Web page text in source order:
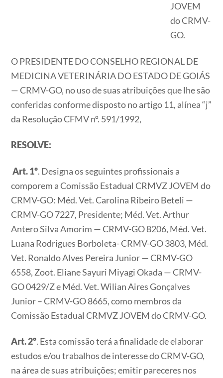
JOVEM
do CRMV-
GO.
O PRESIDENTE DO CONSELHO REGIONAL DE
MEDICINA VETERINÁRIA DO ESTADO DE GOIÁS
— CRMV-GO, no uso de suas atribuições que lhe são
conferidas conforme disposto no artigo 11, alínea “j”
da Resolução CFMV nº. 591/1992,
RESOLVE:
Art. 1º. Designa os seguintes profissionais a
comporem a Comissão Estadual CRMVZ JOVEM do
CRMV-GO: Méd. Vet. Carolina Ribeiro Beteli —
CRMV-GO 7227, Presidente; Méd. Vet. Arthur
Antero Silva Amorim — CRMV-GO 8206, Méd. Vet.
Luana Rodrigues Borboleta- CRMV-GO 3803, Méd.
Vet. Ronaldo Alves Pereira Junior — CRMV-GO
6558, Zoot. Eliane Sayuri Miyagi Okada — CRMV-
GO 0429/Z e Méd. Vet. Wilian Aires Gonçalves
Junior – CRMV-GO 8665, como membros da
Comissão Estadual CRMVZ JOVEM do CRMV-GO.
Art. 2º. Esta comissão terá a finalidade de elaborar
estudos e/ou trabalhos de interesse do CRMV-GO,
na área de suas atribuições; emitir pareceres nos